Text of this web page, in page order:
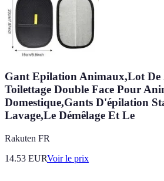
Gant Epilation Animaux,Lot De
Toilettage Double Face Pour
Domestique,Gants D'épilation
Lavage,Le Démêlage Et Le
Rakuten FR
14.53 EURVoir le prix